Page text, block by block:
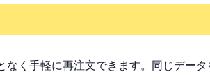
く手軽に再注文できます。同じデー